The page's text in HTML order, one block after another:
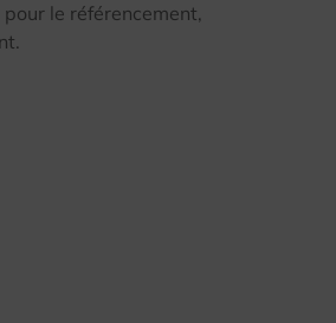
le référencement,